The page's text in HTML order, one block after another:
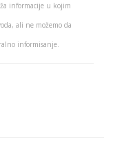
informacije u kojim
ali ne možemo da
informisanje.